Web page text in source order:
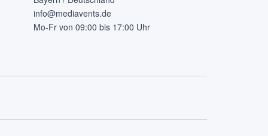
info@mediavents.de
Mo-Fr von 09:00 bis 17:00 Uhr